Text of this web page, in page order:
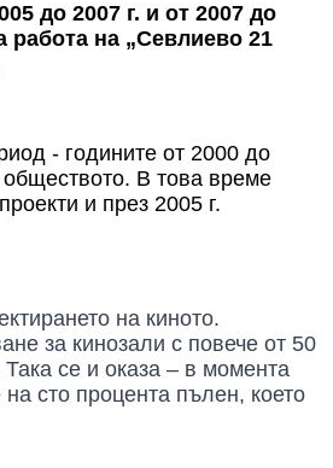
до 2007 г. и от 2007 до
работа на „Севлиево 21
- годините от 2000 до
В това време
и през 2005 г.
на киното.
за кинозали с повече от 50
Така се и оказа – в момента
на сто процента пълен, което